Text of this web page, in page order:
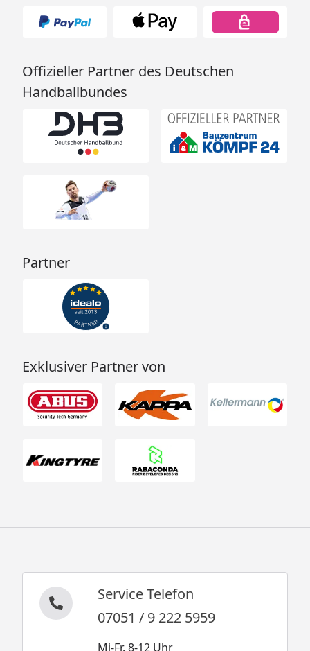
Offizieller Partner des Deutschen
Handballbundes
Partner
Exklusiver Partner von
Service Telefon
07051 / 9 222 5959
Mi-Fr. 8-12 Uhr